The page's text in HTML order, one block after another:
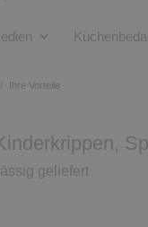
Ihre Vorteile
geliefert